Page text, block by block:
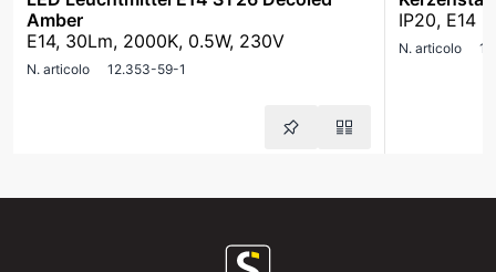
Amber
E14, 30Lm, 2000K, 0.5W, 230V
N. articolo 12.353-59-1
IP20, E14
N. articolo